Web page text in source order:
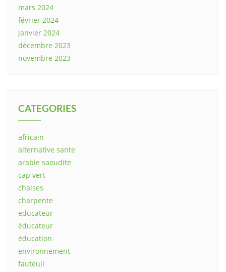
mars 2024
février 2024
janvier 2024
décembre 2023
novembre 2023
CATEGORIES
africain
alternative sante
arabie saoudite
cap vert
chaises
charpente
educateur
éducateur
éducation
environnement
fauteuil